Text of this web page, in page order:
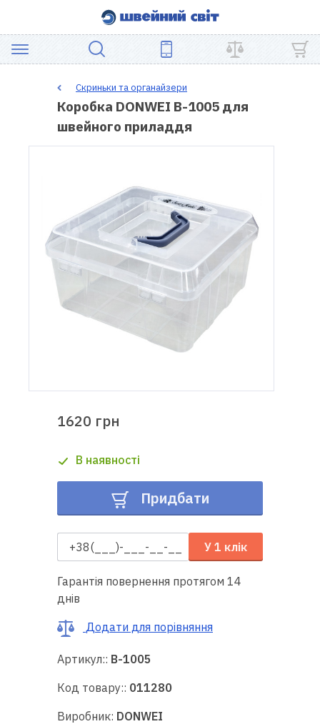
ШВЕЙНЕ
ОБЛАДНАННЯ
ПЕЧВОРКУ
ШВЕЙНІ
АКСЕСУАРИ
Гарантія
швейної
техніки
Корисні
поради
Про
нас
Скриньки та органайзери
Коробка DONWEI B-1005 для
швейного приладдя
1620 грн
В наявності
Придбати
У 1 клік
Гарантія повернення протягом 14
днів
Додати для порівняння
Артикул:: B-1005
Код товару:: 011280
Виробник: DONWEI